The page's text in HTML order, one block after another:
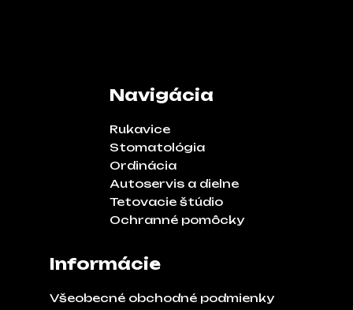
Navigácia
Rukavice
Stomatológia
Ordinácia
Autoservis a dielne
Tetovacie štúdio
Ochranné pomôcky
Informácie
Všeobecné obchodné podmienky